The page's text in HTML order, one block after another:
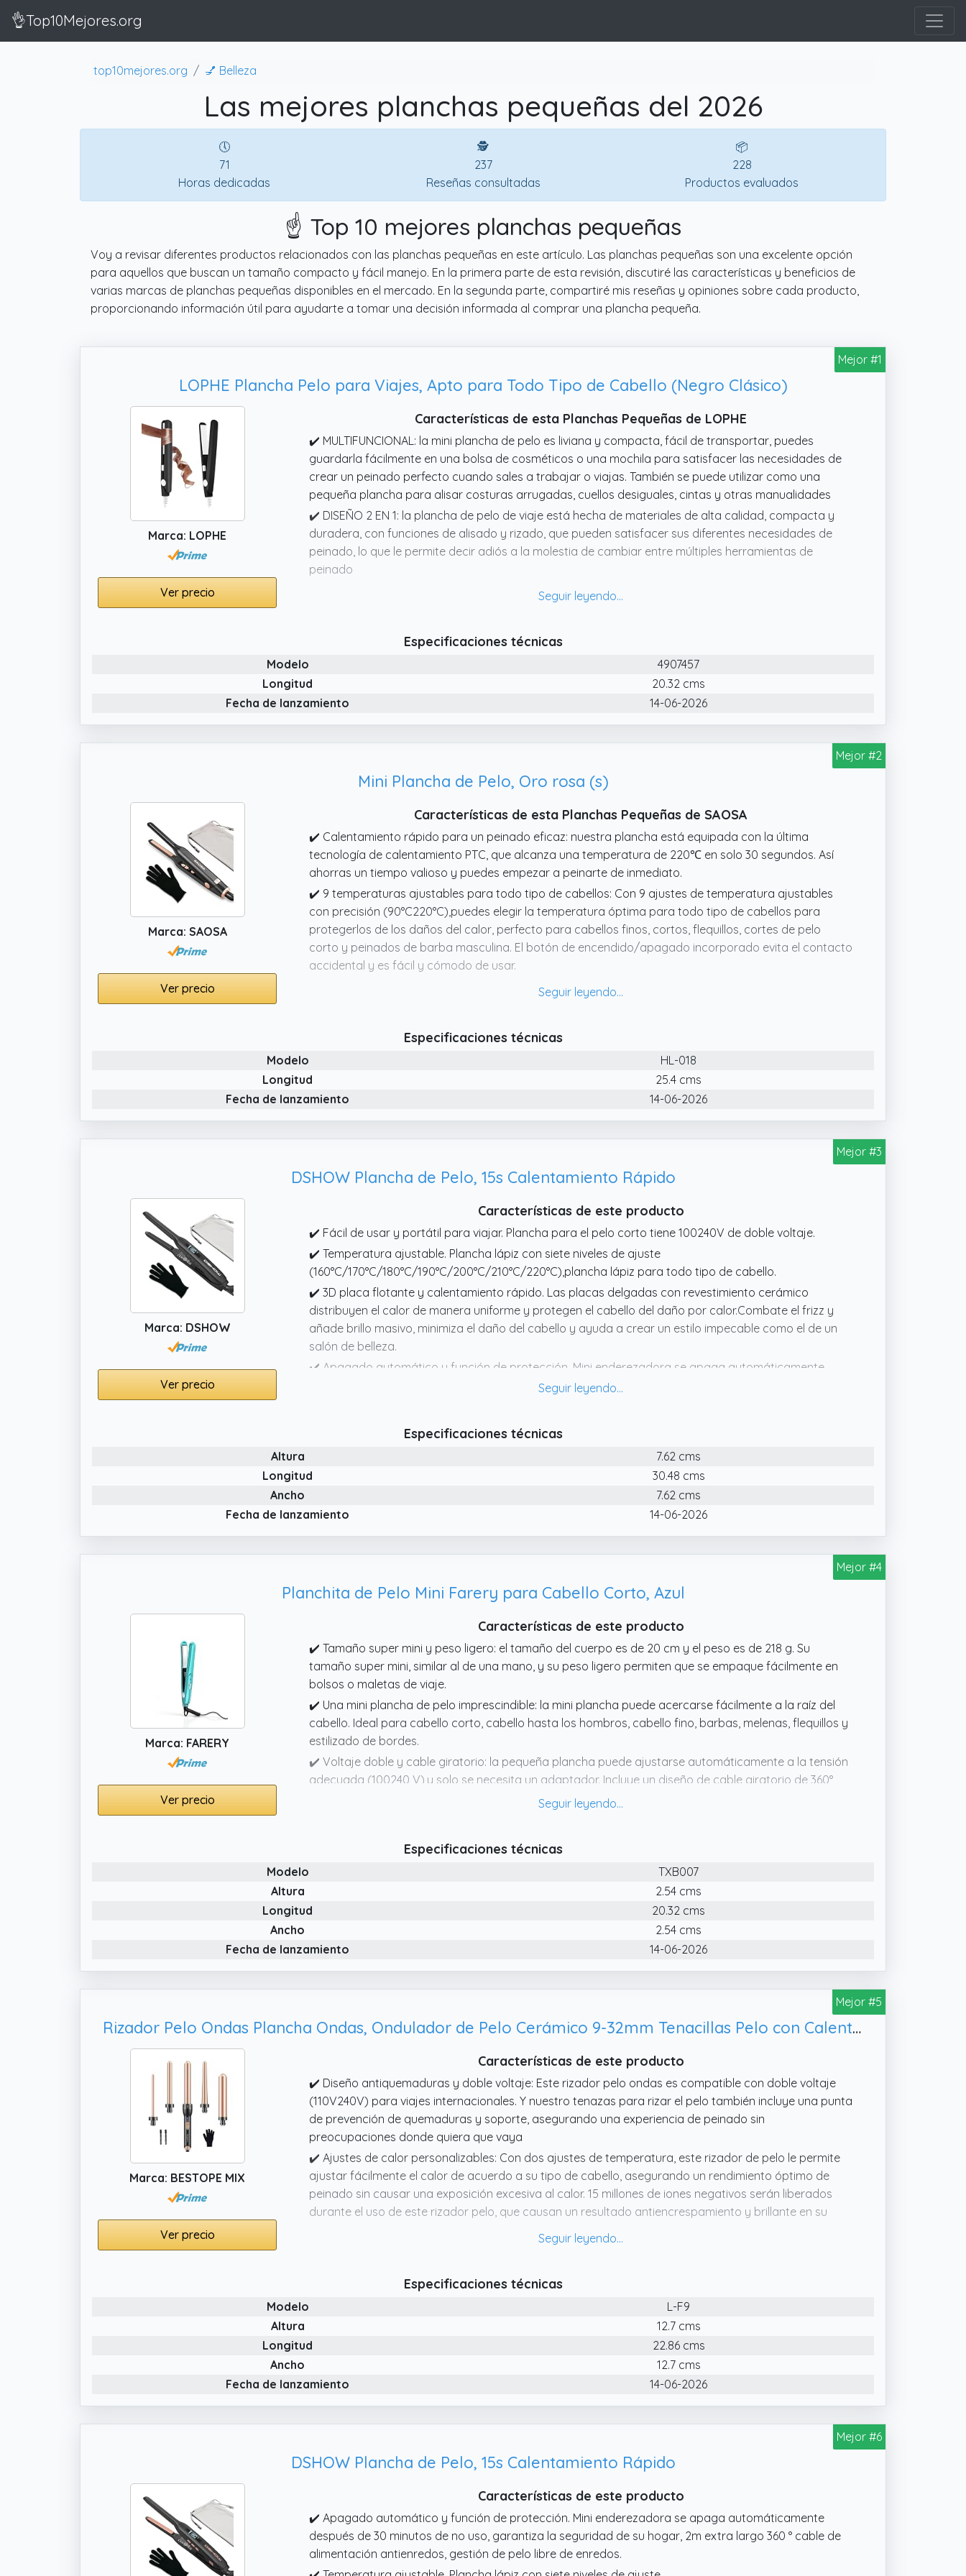
👌Top10Mejores.org
top10mejores.org 💅 Belleza
Las mejores planchas pequeñas del 2026
🕔
71
Horas dedicadas
🕵
237
Reseñas consultadas
📦
228
Productos evaluados
☝️ Top 10 mejores planchas pequeñas
Voy a revisar diferentes productos relacionados con las planchas pequeñas en este artículo. Las planchas pequeñas son una excelente opción
para aquellos que buscan un tamaño compacto y fácil manejo. En la primera parte de esta revisión, discutiré las características y beneficios de
varias marcas de planchas pequeñas disponibles en el mercado. En la segunda parte, compartiré mis reseñas y opiniones sobre cada producto,
proporcionando información útil para ayudarte a tomar una decisión informada al comprar una plancha pequeña.
Mejor #1
LOPHE Plancha Pelo para Viajes, Apto para Todo Tipo de Cabello (Negro Clásico)
Marca: LOPHE
Ver precio
Características de esta Planchas Pequeñas de LOPHE
✔️ MULTIFUNCIONAL: la mini plancha de pelo es liviana y compacta, fácil de transportar, puedes
guardarla fácilmente en una bolsa de cosméticos o una mochila para satisfacer las necesidades de
crear un peinado perfecto cuando sales a trabajar o viajas. También se puede utilizar como una
pequeña plancha para alisar costuras arrugadas, cuellos desiguales, cintas y otras manualidades
✔️ DISEÑO 2 EN 1: la plancha de pelo de viaje está hecha de materiales de alta calidad, compacta y
duradera, con funciones de alisado y rizado, que pueden satisfacer sus diferentes necesidades de
peinado, lo que le permite decir adiós a la molestia de cambiar entre múltiples herramientas de
peinado
✔️ REGALO IDEAL: la pequeña pero versátil plancha de pelo es una herramienta muy práctica para los
Navidad o regalo de aniversario, etc
✔️ FÁCIL DE USAR: las placas para alisar el cabello adoptan paneles flotantes 3D con esmaltado
cerámico, y las placas superior e inferior encajan de manera perfecta y firme. Después de encenderlo,
solo se necesita un botón para calentar el cabello a la temperatura adecuada.
✔️ CALENTAMIENTO RÁPIDO: la mini plancha de pelo adopta la tecnología de calentamiento PTC, que
Especificaciones técnicas
Modelo
4907457
Longitud
20.32 cms
Fecha de lanzamiento
14-06-2026
Mejor #2
Mini Plancha de Pelo, Oro rosa (s)
Marca: SAOSA
Ver precio
Características de esta Planchas Pequeñas de SAOSA
✔️ Calentamiento rápido para un peinado eficaz: nuestra plancha está equipada con la última
tecnología de calentamiento PTC, que alcanza una temperatura de 220℃ en solo 30 segundos. Así
ahorras un tiempo valioso y puedes empezar a peinarte de inmediato.
✔️ 9 temperaturas ajustables para todo tipo de cabellos: Con 9 ajustes de temperatura ajustables
con precisión (90°C220°C),puedes elegir la temperatura óptima para todo tipo de cabellos para
protegerlos de los daños del calor, perfecto para cabellos finos, cortos, flequillos, cortes de pelo
corto y peinados de barba masculina. El botón de encendido/apagado incorporado evita el contacto
accidental y es fácil y cómodo de usar.
✔️ Doble voltaje universal y diseño apto para viajes: nuestra miniplancha de pelo tiene un voltaje
mantener la plancha a salvo.
✔️ Plancha y rizador 2 en 1: con placas de cerámica ultrafinas de 9 mm para un peinado preciso
incluso en zonas de difícil acceso como las raíces y los bordes del cabello. Ideal para cabellos cortos
y finos, cortes de pelo cortos o para peinar la barba de los hombres.
✔️ Seguridad y comodidad durante el peinado: la plancha de pelo tiene una función de apagado
automático que se desconecta después de 60 minutos de inactividad. El cable giratorio extralargo de
Especificaciones técnicas
Modelo
HL-018
Longitud
25.4 cms
Fecha de lanzamiento
14-06-2026
Mejor #3
DSHOW Plancha de Pelo, 15s Calentamiento Rápido
Marca: DSHOW
Ver precio
Características de este producto
✔️ Fácil de usar y portátil para viajar. Plancha para el pelo corto tiene 100240V de doble voltaje.
✔️ Temperatura ajustable. Plancha lápiz con siete niveles de ajuste
(160°C/170°C/180°C/190°C/200°C/210°C/220°C),plancha lápiz para todo tipo de cabello.
✔️ 3D placa flotante y calentamiento rápido. Las placas delgadas con revestimiento cerámico
distribuyen el calor de manera uniforme y protegen el cabello del daño por calor.Combate el frizz y
añade brillo masivo, minimiza el daño del cabello y ayuda a crear un estilo impecable como el de un
salón de belleza.
✔️ Apagado automático y función de protección. Mini enderezadora se apaga automáticamente
después de 30 minutos de no uso, garantiza la seguridad de su hogar, 2m extra largo 360 ° cable de
Especificaciones técnicas
Altura
7.62 cms
Longitud
30.48 cms
Ancho
7.62 cms
Fecha de lanzamiento
14-06-2026
Mejor #4
Planchita de Pelo Mini Farery para Cabello Corto, Azul
Marca: FARERY
Ver precio
Características de este producto
✔️ Tamaño super mini y peso ligero: el tamaño del cuerpo es de 20 cm y el peso es de 218 g. Su
tamaño super mini, similar al de una mano, y su peso ligero permiten que se empaque fácilmente en
bolsos o maletas de viaje.
✔️ Una mini plancha de pelo imprescindible: la mini plancha puede acercarse fácilmente a la raíz del
cabello. Ideal para cabello corto, cabello hasta los hombros, cabello fino, barbas, melenas, flequillos y
estilizado de bordes.
✔️ Voltaje doble y cable giratorio: la pequeña plancha puede ajustarse automáticamente a la tensión
adecuada (100240 V),y solo se necesita un adaptador. Incluye un diseño de cable giratorio de 360°
✔️ Recubrimiento de cerámica y placa flotante 3D: la placa de cerámica permite que el cabello se
deslice suavemente sin tirar. La mini plancha con placa flotante 3D puede evitar que el cabello se
Especificaciones técnicas
Modelo
TXB007
Altura
2.54 cms
Longitud
20.32 cms
Ancho
2.54 cms
Fecha de lanzamiento
14-06-2026
Mejor #5
Rizador Pelo Ondas Plancha Ondas, Ondulador de Pelo Cerámico 9-32mm Tenacillas Pelo con Calentamiento Rápido 2 Temperatura Regulable
Marca: BESTOPE MIX
Ver precio
Características de este producto
✔️ Diseño antiquemaduras y doble voltaje: Este rizador pelo ondas es compatible con doble voltaje
(110V240V) para viajes internacionales. Y nuestro tenazas para rizar el pelo también incluye una punta
de prevención de quemaduras y soporte, asegurando una experiencia de peinado sin
preocupaciones donde quiera que vaya
✔️ Ajustes de calor personalizables: Con dos ajustes de temperatura, este rizador de pelo le permite
ajustar fácilmente el calor de acuerdo a su tipo de cabello, asegurando un rendimiento óptimo de
peinado sin causar una exposición excesiva al calor. 15 millones de iones negativos serán liberados
durante el uso de este rizador pelo, que causan un resultado antiencrespamiento y brillante en su
especialmente en las mañanas apuradas.
✔️ Tecnología cerámica de primera calidad: Elaborado con materiales cerámicos óptimos, nuestro
plancha ondas distribuye el calor de manera uniforme, reduciendo el daño a tu cabello a la vez que
proporciona rizos y ondas duraderos con un acabado suave
✔️ Opciones de peinado versátiles: Nuestro set de rizador pelo ondas incluye cinco tamaños de barril
diferentes (32 mm, 25 mm, 1925 mm, 19 mm y 10 mm) para satisfacer todas sus necesidades de
Especificaciones técnicas
Modelo
L-F9
Altura
12.7 cms
Longitud
22.86 cms
Ancho
12.7 cms
Fecha de lanzamiento
14-06-2026
Mejor #6
DSHOW Plancha de Pelo, 15s Calentamiento Rápido
Características de este producto
✔️ Apagado automático y función de protección. Mini enderezadora se apaga automáticamente
después de 30 minutos de no uso, garantiza la seguridad de su hogar, 2m extra largo 360 ° cable de
alimentación antienredos, gestión de pelo libre de enredos.